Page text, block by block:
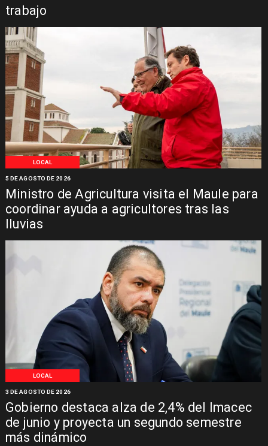
trabajo
LOCAL
Ministro de Agricultura visita el Maule para
coordinar ayuda a agricultores tras las
lluvias
5 DE AGOSTO DE 2026
LOCAL
Gobierno destaca alza de 2,4% del Imacec
de junio y proyecta un segundo semestre
más dinámico
3 DE AGOSTO DE 2026